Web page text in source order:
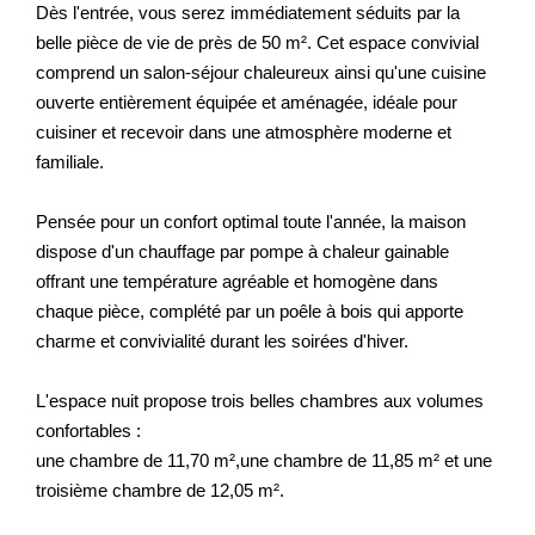
Dès l'entrée, vous serez immédiatement séduits par la
belle pièce de vie de près de 50 m². Cet espace convivial
comprend un salon-séjour chaleureux ainsi qu'une cuisine
ouverte entièrement équipée et aménagée, idéale pour
cuisiner et recevoir dans une atmosphère moderne et
familiale.
Pensée pour un confort optimal toute l'année, la maison
dispose d'un chauffage par pompe à chaleur gainable
offrant une température agréable et homogène dans
chaque pièce, complété par un poêle à bois qui apporte
charme et convivialité durant les soirées d'hiver.
L'espace nuit propose trois belles chambres aux volumes
confortables :
une chambre de 11,70 m²,une chambre de 11,85 m² et une
troisième chambre de 12,05 m².